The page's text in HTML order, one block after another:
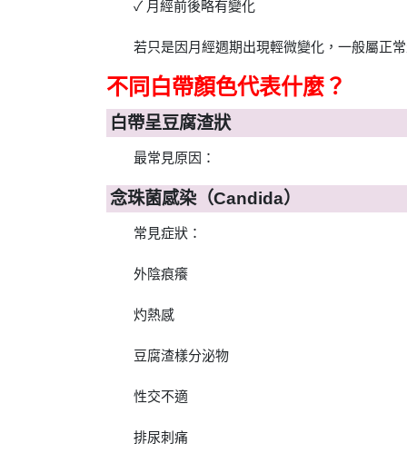
✓ 月經前後略有變化
若只是因月經週期出現輕微變化，一般屬正常
不同白帶顏色代表什麼？
白帶呈豆腐渣狀
最常見原因：
念珠菌感染（Candida）
常見症狀：
外陰痕癢
灼熱感
豆腐渣樣分泌物
性交不適
排尿刺痛